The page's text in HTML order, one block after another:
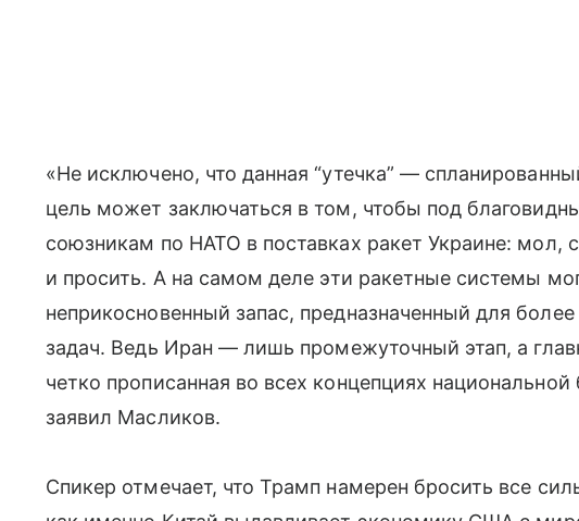
«Не исключено, что данная “утечка” —
цель может заключаться в том, чтобы под
союзникам по НАТО в поставках ракет Украине: мол,
и просить. А на самом деле эти ракетные системы
неприкосновенный запас, предназначенный для
задач. Ведь Иран — лишь промежуточный этап, а
четко прописанная во всех концепциях
заявил Масликов.
Спикер отмечает, что Трамп намерен бросить все